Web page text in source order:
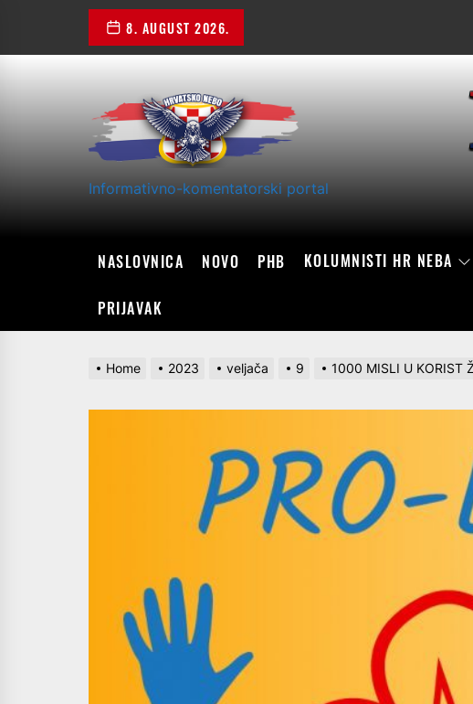
the
8. AUGUST 2026.
Informativno-komentatorski portal
NASLOVNICA NOVO PHB KOLUMNISTI HR NEBA
PRIJAVAK
Home 2023 veljača 9 1000 MISLI U KORIST